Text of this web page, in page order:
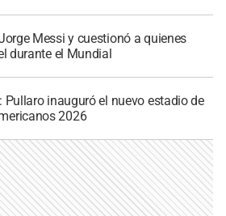
Messi y cuestionó a quienes
durante el Mundial
Pullaro inauguró el nuevo estadio de
2026